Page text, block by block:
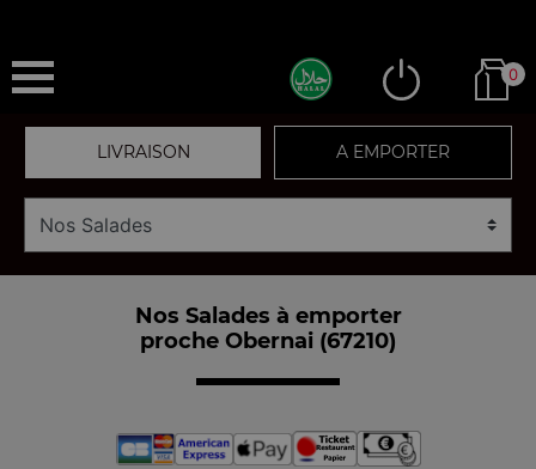
0
LIVRAISON A EMPORTER
Nos Salades à emporter
proche Obernai (67210)